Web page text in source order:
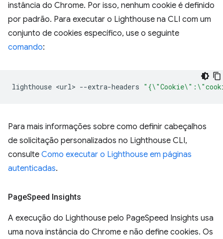
instância do Chrome. Por isso, nenhum cookie é definido
por padrão. Para executar o Lighthouse na CLI com um
conjunto de cookies específico, use o seguinte
comando:
lighthouse <url> --extra-headers
Para mais informações sobre como definir cabeçalhos
de solicitação personalizados no Lighthouse CLI,
consulte Como executar o Lighthouse em páginas
autenticadas.
PageSpeed Insights
A execução do Lighthouse pelo PageSpeed Insights usa
uma nova instância do Chrome e não define cookies. Os